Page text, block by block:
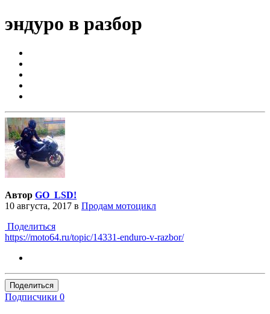
эндуро в разбор
Автор GO_LSD!
10 августа, 2017 в Продам мотоцикл
Поделиться
https://moto64.ru/topic/14331-enduro-v-razbor/
Поделиться
Подписчики 0